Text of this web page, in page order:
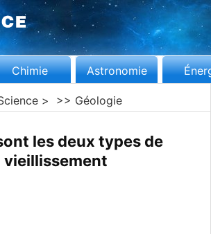
Chimie Astronomie
> >> Géologie
les deux types de
vieillissement